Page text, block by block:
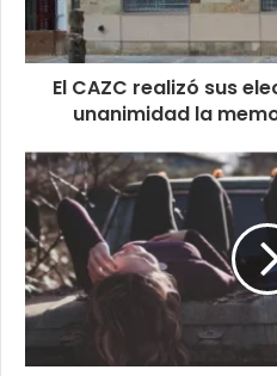
El CAZC realizó sus
unanimidad la